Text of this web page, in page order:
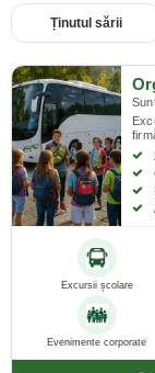
Ținutul sării
Excursii școlare
Evenimente corporate